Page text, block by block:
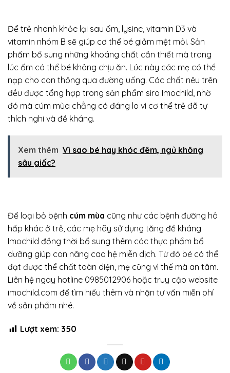
Để trẻ nhanh khỏe lại sau ốm, lysine, vitamin D3 và
vitamin nhóm B sẽ giúp cơ thể bé giảm mệt mỏi. Sản
phẩm bổ sung những khoáng chất cần thiết mà trong
lúc ốm có thể bé không chịu ăn. Lúc này các mẹ có thể
nạp cho con thông qua đường uống. Các chất nêu trên
đều được tổng hợp trong sản phẩm siro Imochild, nhờ
đó mà cúm mùa chẳng có đáng lo vì cơ thể trẻ đã tự
thích nghi và đề kháng.
Xem thêm Vì sao bé hay khóc đêm, ngủ không
sâu giấc?
Để loại bỏ bệnh cúm mùa cũng như các bệnh đường hô
hấp khác ở trẻ, các mẹ hãy sử dụng tăng đề kháng
Imochild đồng thời bổ sung thêm các thực phẩm bổ
dưỡng giúp con nâng cao hệ miễn dịch. Từ đó bé có thể
đạt được thể chất toàn diện, mẹ cũng vì thế mà an tâm.
Liên hệ ngay hotline 0985012906 hoặc truy cập website
imochild.com để tìm hiểu thêm và nhận tư vấn miễn phí
về sản phẩm nhé.
Lượt xem: 350